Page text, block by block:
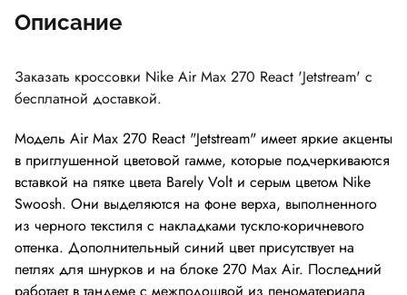
Описание
Заказать кроссовки Nike Air Max 270 React 'Jetstream' с
бесплатной доставкой.
Модель Air Max 270 React "Jetstream" имеет яркие акценты
в приглушенной цветовой гамме, которые подчеркиваются
вставкой на пятке цвета Barely Volt и серым цветом Nike
Swoosh. Они выделяются на фоне верха, выполненного
из черного текстиля с накладками тускло-коричневого
оттенка. Дополнительный синий цвет присутствует на
петлях для шнурков и на блоке 270 Max Air. Последний